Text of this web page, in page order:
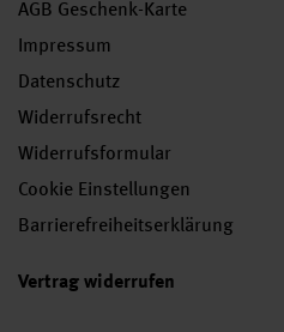
AGB Geschenk-Karte
Impressum
Datenschutz
Widerrufsrecht
Widerrufsformular
Cookie Einstellungen
Barrierefreiheitserklärung
Vertrag widerrufen